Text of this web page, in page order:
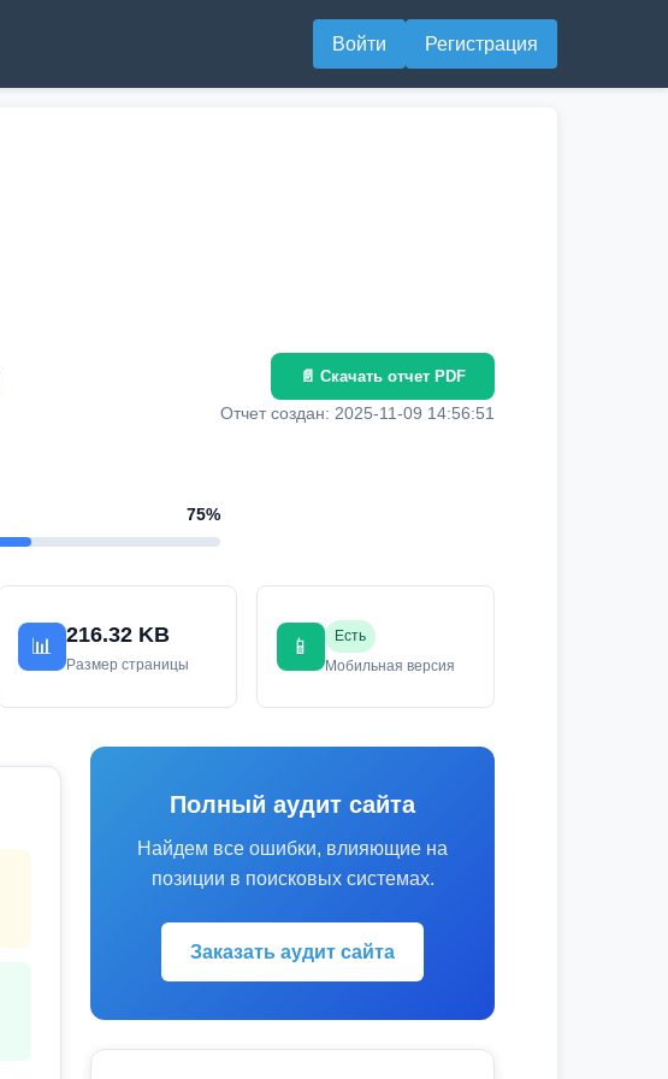
Войти Регистрация
75%
📄 Скачать отчет PDF
Отчет создан: 2025-11-09 14:56:51
📊
216.32 KB
Размер страницы
📱
Есть
Мобильная версия
Полный аудит сайта
Найдем все ошибки, влияющие на
позиции в поисковых системах.
Заказать аудит сайта